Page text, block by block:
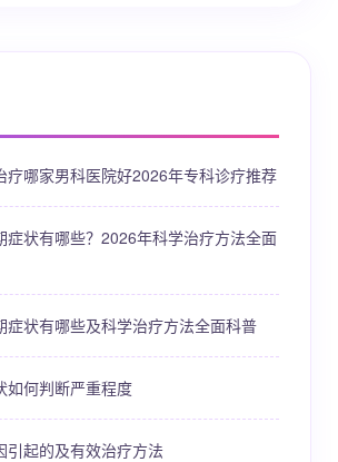
疗哪家男科医院好2026年专科诊疗推荐
症状有哪些？2026年科学治疗方法全面
症状有哪些及科学治疗方法全面科普
如何判断严重程度
引起的及有效治疗方法